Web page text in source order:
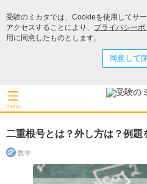
受験のミカタでは、Cookieを使用してサ
アクセスすることにより、 プライバシーポ
用に同意したものとします。
同意して
二重根号とは？外し方は？例題
数学